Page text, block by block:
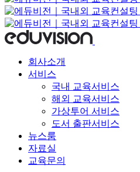
회사소개
서비스
국내 교육서비스
해외 교육서비스
가상투어 서비스
도서 출판서비스
뉴스룸
자료실
교육문의